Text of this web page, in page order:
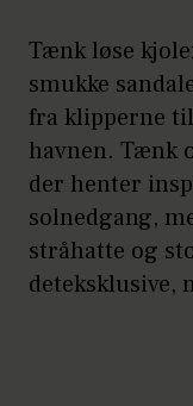
Tænk løse
smukke
fra klipperne
havnen. Tænk
der henter
solnedgang,
stråhatte og
deteksklusive,